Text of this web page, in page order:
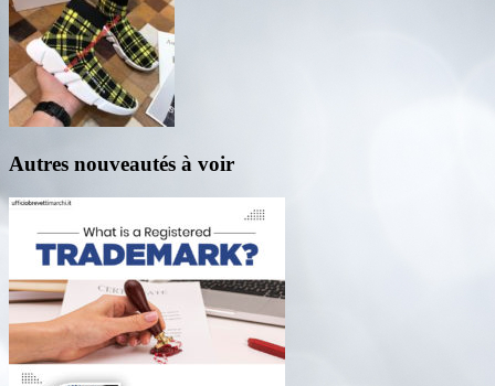
Autres nouveautés à voir